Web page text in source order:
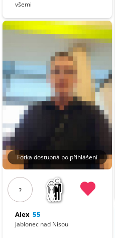
všemi
Fotka dostupná po přihlášení
?
Alex 55
Jablonec nad Nisou